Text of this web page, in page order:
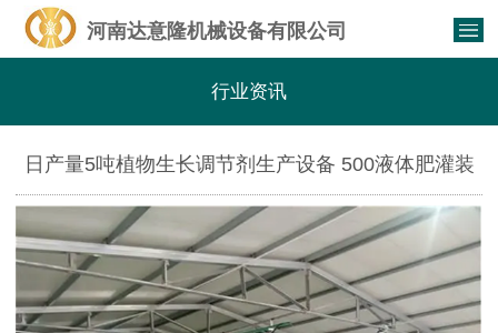
河南达意隆机械设备有限公司
行业资讯
日产量5吨植物生长调节剂生产设备 500液体肥灌装
生产线价格